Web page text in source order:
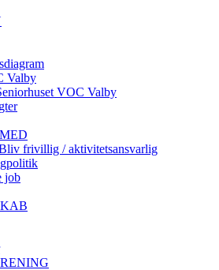
Valby
VOC Valby
frivillig / aktivitetsansvarlig
job